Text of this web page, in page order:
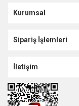
Kurumsal
Sipariş İşlemleri
İletişim